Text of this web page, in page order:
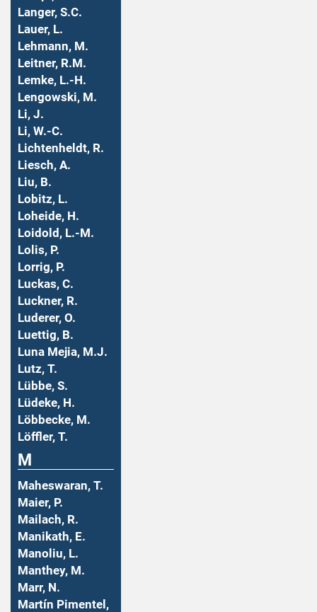
Langer, S.C.
Lauer, L.
Lehmann, M.
Leitner, R.M.
Lemke, L.-H.
Lengowski, M.
Li, J.
Li, W.-C.
Lichtenheldt, R.
Liesch, A.
Liu, B.
Lobitz, L.
Loheide, H.
Loidold, L.-M.
Lolis, P.
Lorrig, P.
Luckas, C.
Luckner, R.
Luderer, O.
Luettig, B.
Luna Mejia, M.J.
Lutz, T.
Lübbe, S.
Lüdeke, H.
Löbbecke, M.
Löffler, T.
M
Maheswaran, T.
Maier, P.
Mailach, R.
Manikath, E.
Manoliu, L.
Manthey, M.
Marr, N.
Martín Pimentel,